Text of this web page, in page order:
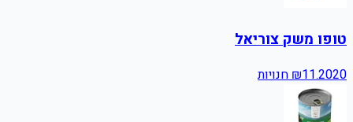
טופו משק צוריאל
₪11.2020 חנויות